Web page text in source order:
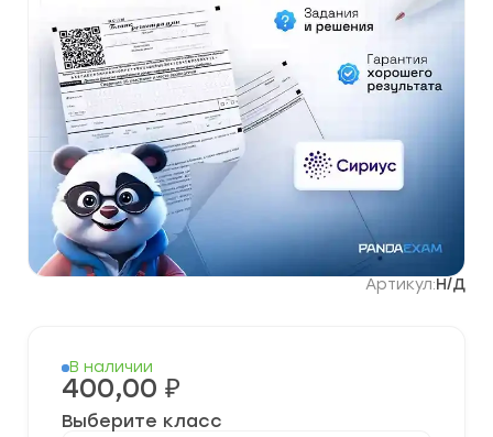
Артикул:Н/Д
В наличии
400,00 ₽
Выберите класс